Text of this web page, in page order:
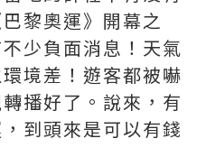
黎奧運》開幕之
少負面消息！天氣
境差！遊客都被嚇
播好了。說來，有
到頭來是可以有錢